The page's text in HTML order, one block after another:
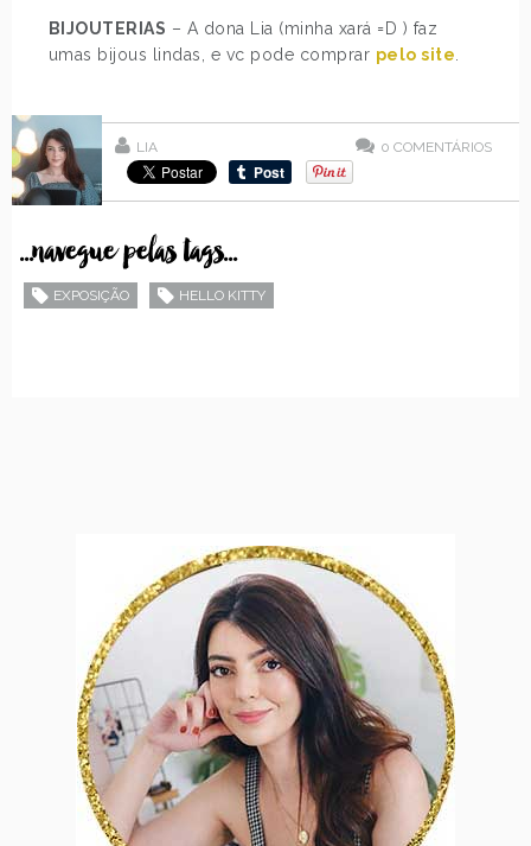
BIJOUTERIAS – A dona Lia (minha xará =D ) faz
umas bijous lindas, e vc pode comprar pelo site
LIA 0 COMENTÁRIOS
...navegue pelas tags...
EXPOSIÇÃO HELLO KITTY